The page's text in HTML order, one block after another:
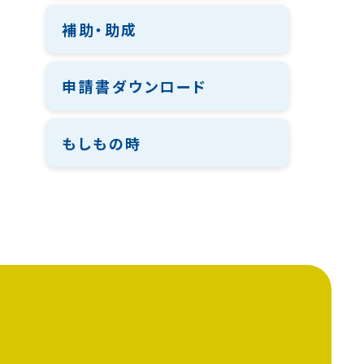
補助・助成
申請書ダウンロード
もしもの時